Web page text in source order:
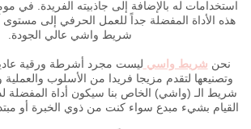
استخدامات له بالإضافة إلى جاذبيته الفريدة. في
هذه الأداة المفضلة جداً للعمل الحرفي إلى
شريط واشي عالي الجودة.
نحن شريط واسي ليست مجرد أشرطة ورقية
وتصنيعها لتقدم مزيجا فريدا من الأسلوب
شريط الـ (واشي) الخاص بنا سيكون أداة المفضلة
القيام بشيء مبدع سواء كنت من ذوي الخبرة أو